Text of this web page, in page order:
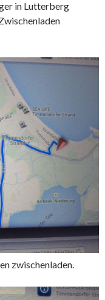
in Lutterberg
zwischenladen.